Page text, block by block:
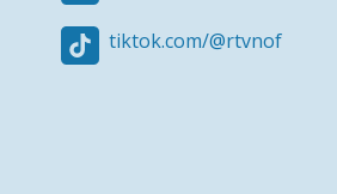
tiktok.com/@rtvnof